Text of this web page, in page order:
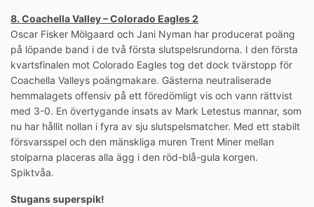
8. Coachella Valley – Colorado Eagles 2
Oscar Fisker Mölgaard och Jani Nyman har producerat poäng
på löpande band i de två första slutspelsrundorna. I den första
kvartsfinalen mot Colorado Eagles tog det dock tvärstopp för
Coachella Valleys poängmakare. Gästerna neutraliserade
hemmalagets offensiv på ett föredömligt vis och vann rättvist
med 3-0. En övertygande insats av Mark Letestus mannar, som
nu har hållit nollan i fyra av sju slutspelsmatcher. Med ett stabilt
försvarsspel och den mänskliga muren Trent Miner mellan
stolparna placeras alla ägg i den röd-blå-gula korgen.
Spiktvåa.
Stugans superspik!